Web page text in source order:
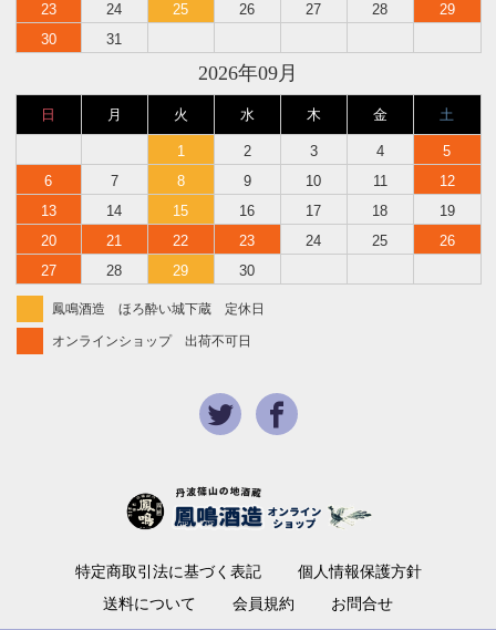
23
24 25 26 27 28
29
30
31
2026年09月
日 月 火 水 木 金 土
1 2 3 4
5
6
7 8 9 10 11
12
13
14 15 16 17 18
19
20
21 22 23 24 25
26
27
28 29 30
鳳鳴酒造 ほろ酔い城下蔵 定休日
オンラインショップ 出荷不可日
特定商取引法に基づく表記
個人情報保護方針
送料について
会員規約 お問合せ